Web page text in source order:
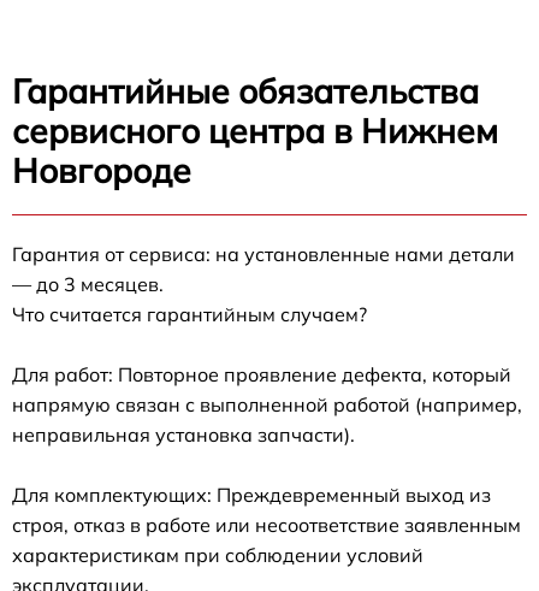
Гарантийные обязательства
сервисного центра в Нижнем
Новгороде
Гарантия от сервиса: на установленные нами детали
— до 3 месяцев.
Что считается гарантийным случаем?
Для работ: Повторное проявление дефекта, который
напрямую связан с выполненной работой (например,
неправильная установка запчасти).
Для комплектующих: Преждевременный выход из
строя, отказ в работе или несоответствие заявленным
характеристикам при соблюдении условий
эксплуатации.